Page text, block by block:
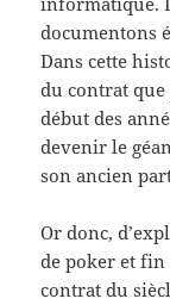
documentons
Dans cette
du contrat que
début des
devenir le
son ancien
Or donc,
de poker et fin
contrat du